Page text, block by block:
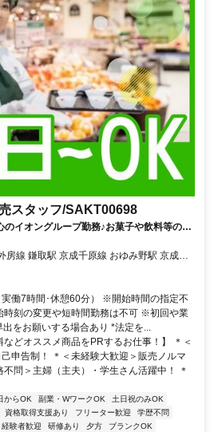
スタッフ/SAKT00698
のイオングループ勤務♪お菓子や飲料等の
＊20～60代活躍中
房線 鎌取駅 京成千原線 おゆみ野駅 京成千
働7時間･休憩60分） ※開始時間の指定不
刻の変更や短時間勤務は不可 ※初回や業
をお願いする場合あり *法定を...
どオススメ商品をPRするお仕事！】 ＊＜
申告制！ ＊＜未経験大歓迎＞販売ノルマ
問＞主婦（主夫）・学生さん活躍中！ ＊
からOK 副業・WワークOK
土日祝のみOK
資格取得支援あり フリーター歓迎
学歴不問
経験者歓迎 研修あり 夕方
ブランクOK